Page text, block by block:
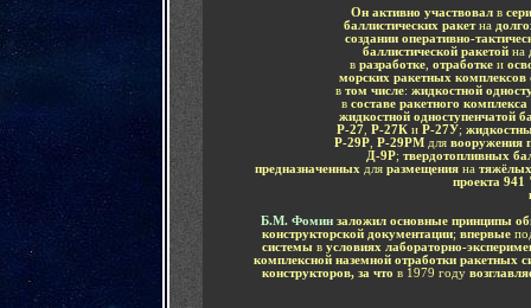
Он активно участвовал в
баллистических ракетна
создании оперативно-
баллистической ракетойна
в разработке отработке и
морских ракетных комплексов
в том числе: жидкостной
всоставе ракетного
жидкостной одноступенчатой
P-27 Р-27К и Р-27У;
Р-29Р, Р-29РМ для вооружения
Д-9Р; твердотопливных
предназначенных для размещения на тяжёлых
проекта
Б.М. Фомин заложил основные принципы
конструкторской документации; впервые
системыв условиях лабораторно-
комплексной наземной отработки ракетных
конструкторов, за что в 1979 году